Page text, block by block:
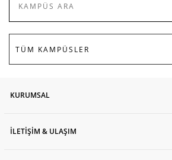
KURUMSAL
İLETİŞİM & ULAŞIM